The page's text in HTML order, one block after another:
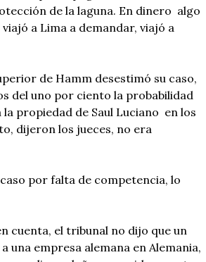
de la laguna. En dinero algo
a Lima a demandar, viajó a
de Hamm desestimó su caso,
del uno por ciento la probabilidad
propiedad de Saul Luciano en los
dijeron los jueces, no era
por falta de competencia, lo
cuenta, el tribunal no dijo que un
empresa alemana en Alemania,